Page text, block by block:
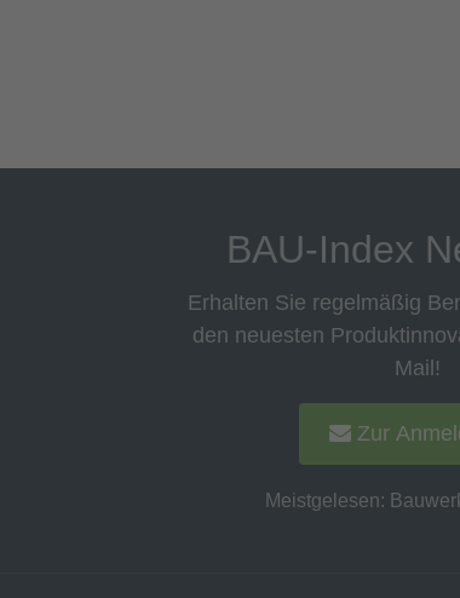
BAU-Index
Erhalten Sie regelmäßig
den neuesten
Mail!
Zur
Meistgelesen: